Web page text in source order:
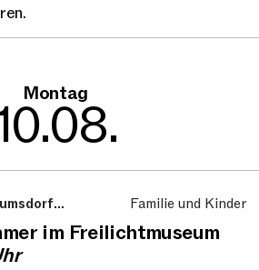
Montag
Familie und Kinder
im Freilichtmuseum